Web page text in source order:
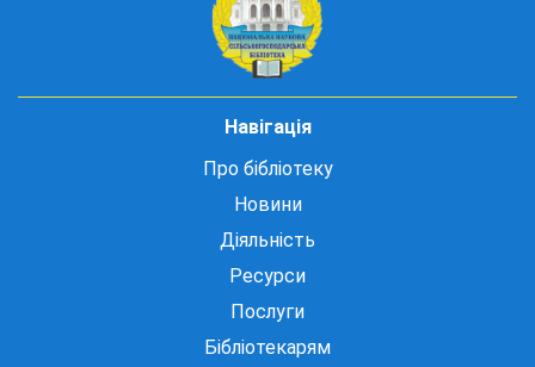
Навігація
Про бібліотеку
Новини
Діяльність
Ресурси
Послуги
Бібліотекарям